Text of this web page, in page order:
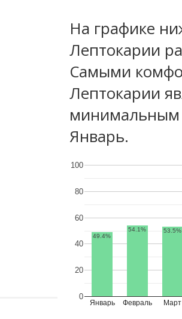
На графике
Лептокарии
Самыми
Лептокарии
минимальным
Январь.
Январь Февраль Март
0
20
40
60
80
100
49.4%
54.1% 53.5%